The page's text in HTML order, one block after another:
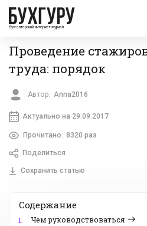
бухгалтерский интернет-журнал
Проведение
труда: порядок
Автор: Anna2016
Актуально на 29.09.2017
Прочитано: 8320 раз
Поделиться
Сохранить статью
Содержание
1.
Чем руководствоваться